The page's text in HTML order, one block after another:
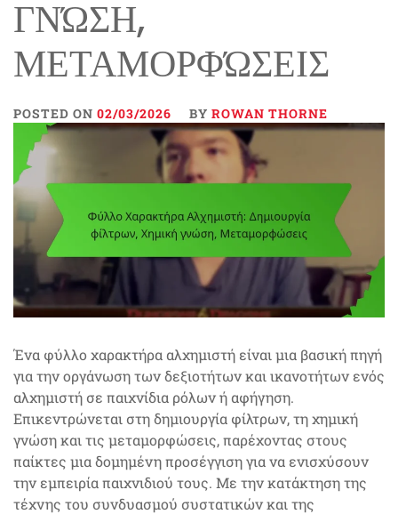
ΓΝΏΣΗ,
ΜΕΤΑΜΟΡΦΏΣΕΙΣ
POSTED ON 02/03/2026 BY ROWAN THORNE
Ένα φύλλο χαρακτήρα αλχημιστή είναι μια βασική πηγή
για την οργάνωση των δεξιοτήτων και ικανοτήτων ενός
αλχημιστή σε παιχνίδια ρόλων ή αφήγηση.
Επικεντρώνεται στη δημιουργία φίλτρων, τη χημική
γνώση και τις μεταμορφώσεις, παρέχοντας στους
παίκτες μια δομημένη προσέγγιση για να ενισχύσουν
την εμπειρία παιχνιδιού τους. Με την κατάκτηση της
τέχνης του συνδυασμού συστατικών και της